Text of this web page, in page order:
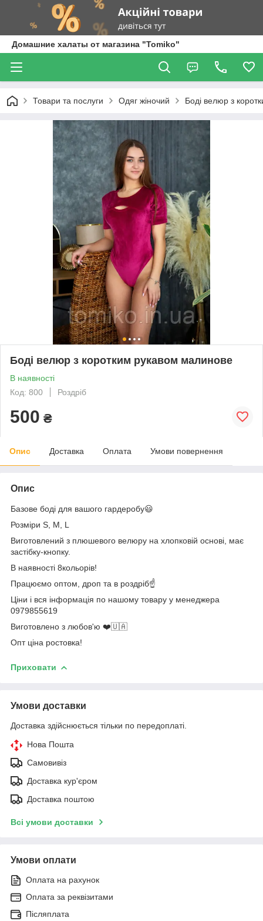
Домашние халаты от магазина "Tomiko"
Товари та послуги Одяг жіночий Боді велюр з
Боді велюр з коротким рукавом малинове
В наявності
Код: 800
Роздріб
500 ₴
Опис Доставка Оплата Умови повернення
Опис
Базове боді для вашого гардеробу😃
Розміри S, M, L
Виготовлений з плюшевого велюру на хлопковій основі, має
застібку-кнопку.
В наявності 8кольорів!
Працюємо оптом, дроп та в роздріб☝️
Ціни і вся інформація по нашому товару у менеджера
0979855619
Виготовлено з любов'ю ❤️🇺🇦
Опт ціна ростовка!
Приховати
Умови доставки
Доставка здійснюється тільки по передоплаті.
Нова Пошта
Самовивіз
Доставка кур'єром
Доставка поштою
Всі умови доставки
Умови оплати
Оплата на рахунок
Оплата за реквізитами
Післяплата